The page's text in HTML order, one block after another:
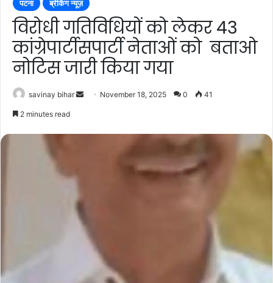
पटना ब्रेकिंग न्यूज़
विरोधी गतिविधियों को लेकर 43
कांग्रेपार्टीसपार्टी नेताओं को बताओ
नोटिस जारी किया गया
savinay bihar
SendNovember 18, 2025 0 41
2 minutes read